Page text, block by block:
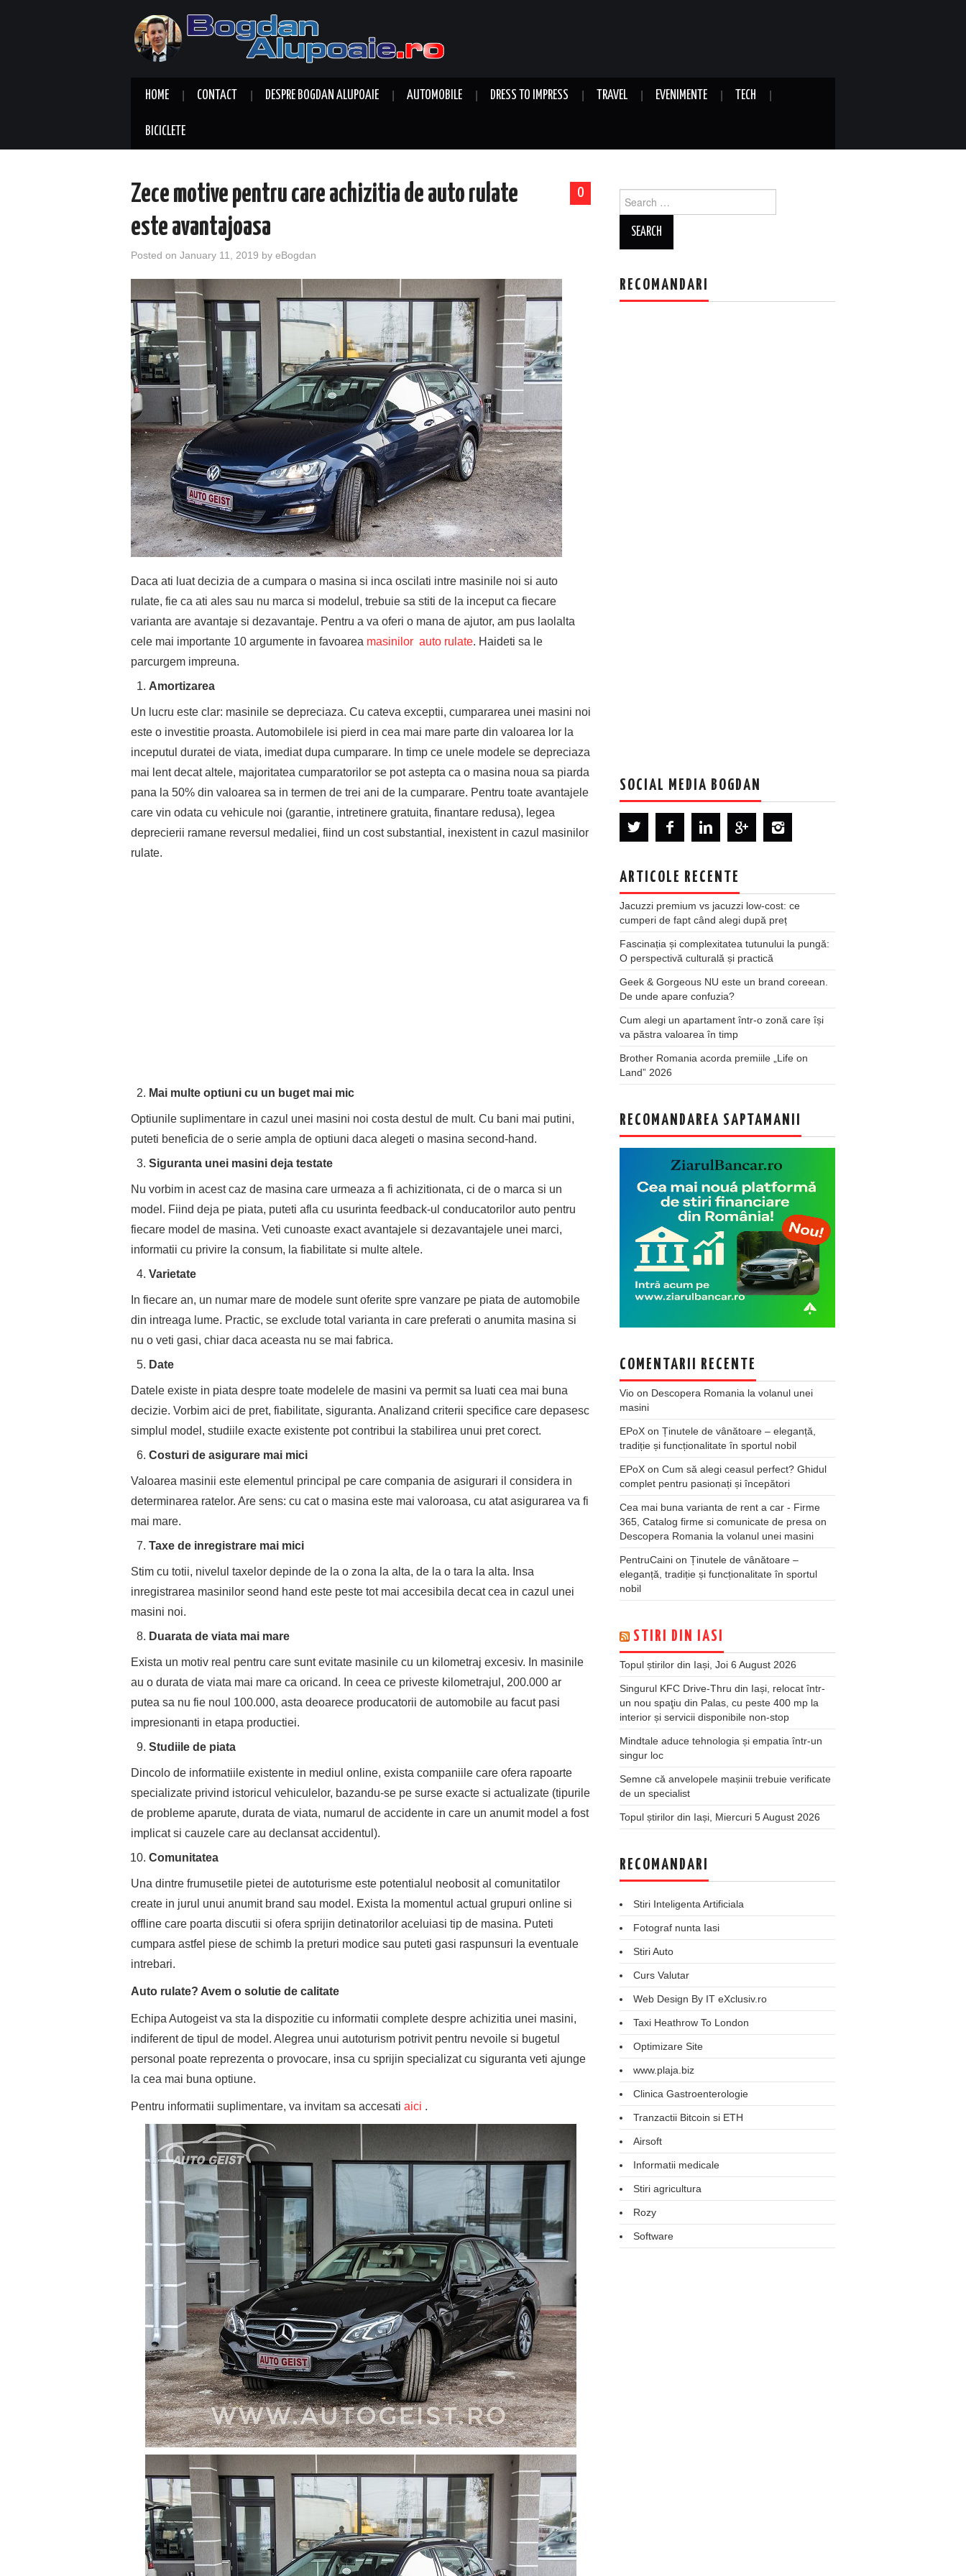
HOME CONTACT DESPRE BOGDAN ALUPOAIE AUTOMOBILE DRESS TO IMPRESS TRAVEL EVENIMENTE TECH
BICICLETE
0
Zece motive pentru care achizitia de auto rulate
este avantajoasa
Posted on January 11, 2019 by eBogdan
Daca ati luat decizia de a cumpara o masina si inca oscilati intre masinile noi si auto
rulate, fie ca ati ales sau nu marca si modelul, trebuie sa stiti de la inceput ca fiecare
varianta are avantaje si dezavantaje. Pentru a va oferi o mana de ajutor, am pus laolalta
cele mai importante 10 argumente in favoarea masinilor auto rulate. Haideti sa le
parcurgem impreuna.
Amortizarea
Un lucru este clar: masinile se depreciaza. Cu cateva exceptii, cumpararea unei masini noi
este o investitie proasta. Automobilele isi pierd in cea mai mare parte din valoarea lor la
inceputul duratei de viata, imediat dupa cumparare. In timp ce unele modele se depreciaza
mai lent decat altele, majoritatea cumparatorilor se pot astepta ca o masina noua sa piarda
pana la 50% din valoarea sa in termen de trei ani de la cumparare. Pentru toate avantajele
care vin odata cu vehicule noi (garantie, intretinere gratuita, finantare redusa), legea
deprecierii ramane reversul medaliei, fiind un cost substantial, inexistent in cazul masinilor
rulate.
Mai multe optiuni cu un buget mai mic
Optiunile suplimentare in cazul unei masini noi costa destul de mult. Cu bani mai putini,
puteti beneficia de o serie ampla de optiuni daca alegeti o masina second-hand.
Siguranta unei masini deja testate
Nu vorbim in acest caz de masina care urmeaza a fi achizitionata, ci de o marca si un
model. Fiind deja pe piata, puteti afla cu usurinta feedback-ul conducatorilor auto pentru
fiecare model de masina. Veti cunoaste exact avantajele si dezavantajele unei marci,
informatii cu privire la consum, la fiabilitate si multe altele.
Varietate
In fiecare an, un numar mare de modele sunt oferite spre vanzare pe piata de automobile
din intreaga lume. Practic, se exclude total varianta in care preferati o anumita masina si
nu o veti gasi, chiar daca aceasta nu se mai fabrica.
Date
Datele existe in piata despre toate modelele de masini va permit sa luati cea mai buna
decizie. Vorbim aici de pret, fiabilitate, siguranta. Analizand criterii specifice care depasesc
simplul model, studiile exacte existente pot contribui la stabilirea unui pret corect.
Costuri de asigurare mai mici
Valoarea masinii este elementul principal pe care compania de asigurari il considera in
determinarea ratelor. Are sens: cu cat o masina este mai valoroasa, cu atat asigurarea va fi
mai mare.
Taxe de inregistrare mai mici
Stim cu totii, nivelul taxelor depinde de la o zona la alta, de la o tara la alta. Insa
inregistrarea masinilor seond hand este peste tot mai accesibila decat cea in cazul unei
masini noi.
Duarata de viata mai mare
Exista un motiv real pentru care sunt evitate masinile cu un kilometraj excesiv. In masinile
au o durata de viata mai mare ca oricand. In ceea ce priveste kilometrajul, 200.000 ar
putea sa nu fie noul 100.000, asta deoarece producatorii de automobile au facut pasi
impresionanti in etapa productiei.
Studiile de piata
Dincolo de informatiile existente in mediul online, exista companiile care ofera rapoarte
specializate privind istoricul vehiculelor, bazandu-se pe surse exacte si actualizate (tipurile
de probleme aparute, durata de viata, numarul de accidente in care un anumit model a fost
implicat si cauzele care au declansat accidentul).
Comunitatea
Una dintre frumusetile pietei de autoturisme este potentialul neobosit al comunitatilor
create in jurul unui anumit brand sau model. Exista la momentul actual grupuri online si
offline care poarta discutii si ofera sprijin detinatorilor aceluiasi tip de masina. Puteti
cumpara astfel piese de schimb la preturi modice sau puteti gasi raspunsuri la eventuale
intrebari.
Auto rulate? Avem o solutie de calitate
Echipa Autogeist va sta la dispozitie cu informatii complete despre achizitia unei masini,
indiferent de tipul de model. Alegrea unui autoturism potrivit pentru nevoile si bugetul
personal poate reprezenta o provocare, insa cu sprijin specializat cu siguranta veti ajunge
la cea mai buna optiune.
Pentru informatii suplimentare, va invitam sa accesati aici .
for:
RECOMANDARI
SOCIAL MEDIA BOGDAN
ARTICOLE RECENTE
Jacuzzi premium vs jacuzzi low-cost: ce
cumperi de fapt când alegi după preț
Fascinația și complexitatea tutunului la pungă:
O perspectivă culturală și practică
Geek & Gorgeous NU este un brand coreean.
De unde apare confuzia?
Cum alegi un apartament într-o zonă care își
va păstra valoarea în timp
Brother Romania acorda premiile „Life on
Land” 2026
RECOMANDAREA SAPTAMANII
COMENTARII RECENTE
Vio on Descopera Romania la volanul unei
masini
EPoX on Ținutele de vânătoare – eleganță,
tradiție și funcționalitate în sportul nobil
EPoX on Cum să alegi ceasul perfect? Ghidul
complet pentru pasionați și începători
Cea mai buna varianta de rent a car - Firme
365, Catalog firme si comunicate de presa on
Descopera Romania la volanul unei masini
PentruCaini on Ținutele de vânătoare –
eleganță, tradiție și funcționalitate în sportul
nobil
STIRI DIN IASI
Topul știrilor din Iași, Joi 6 August 2026
Singurul KFC Drive-Thru din Iași, relocat într-
un nou spaţiu din Palas, cu peste 400 mp la
interior și servicii disponibile non-stop
Mindtale aduce tehnologia și empatia într-un
singur loc
Semne că anvelopele mașinii trebuie verificate
de un specialist
Topul știrilor din Iași, Miercuri 5 August 2026
RECOMANDARI
Stiri Inteligenta Artificiala
Fotograf nunta Iasi
Stiri Auto
Curs Valutar
Web Design By IT eXclusiv.ro
Taxi Heathrow To London
Optimizare Site
www.plaja.biz
Clinica Gastroenterologie
Tranzactii Bitcoin si ETH
Airsoft
Informatii medicale
Stiri agricultura
Rozy
Software